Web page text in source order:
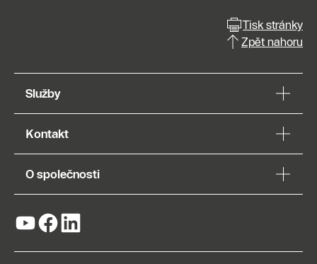
Tisk stránky
Zpět nahoru
Služby
Kontakt
O společnosti